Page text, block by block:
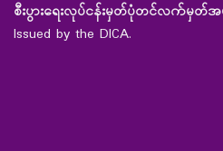
စီးပွားရေးလုပ်ငန်းမှတ်ပုံတင်လက်မှတ်
Issued by the DICA.